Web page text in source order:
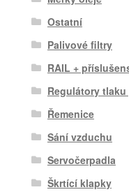
Ostatní
Palivové filtry
RAIL +
Regulátory tlaku
Řemenice
Sání vzduchu
Servočerpadla
Škrtící klapky